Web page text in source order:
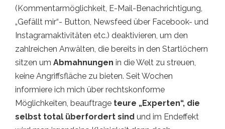
(Kommentarmöglichkeit, E-Mail-Benachrichtigung,
„Gefällt mir“- Button, Newsfeed über Facebook- und
Instagramaktivitäten etc.) deaktivieren, um den
zahlreichen Anwälten, die bereits in den Startlöchern
sitzen um Abmahnungen in die Welt zu streuen,
keine Angriffsfläche zu bieten. Seit Wochen
informiere ich mich über rechtskonforme
Möglichkeiten, beauftrage teure „Experten“, die
selbst total überfordert sind und im Endeffekt